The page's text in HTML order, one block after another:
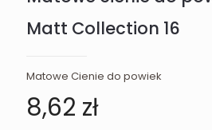
Matt Collection 16
Matowe Cienie do powiek
8,62 zł